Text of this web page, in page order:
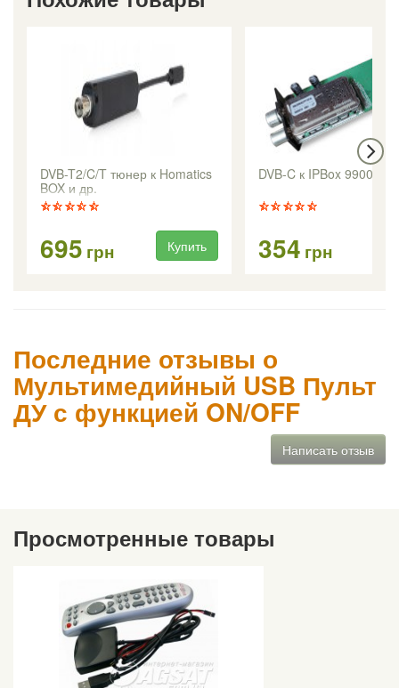
DVB-T2/C/T тюнер к Homatics
BOX и др.
695 грн Купить
DVB-C к IPBox 9900HD
354 грн
Последние отзывы о
Мультимедийный USB Пульт
ДУ с функцией ON/OFF
Написать отзыв
Просмотренные товары